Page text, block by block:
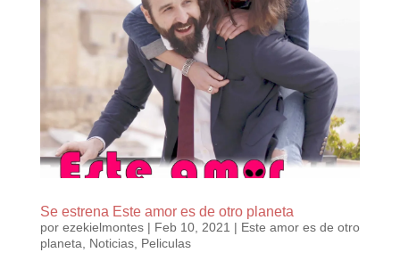
Se estrena Este amor es de otro planeta
por ezekielmontes| Feb 10, 2021 | Este amor es de otro
planeta
Noticias, Peliculas